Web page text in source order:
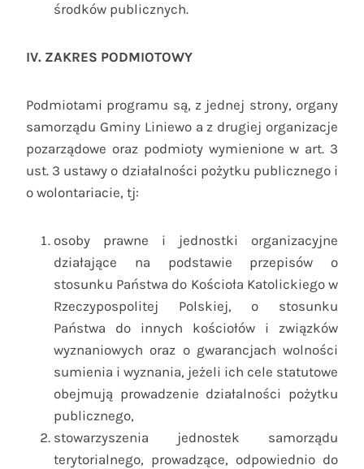
środków publicznych.
IV. ZAKRES PODMIOTOWY
Podmiotami programu są, z jednej strony, organy
samorządu Gminy Liniewo a z drugiej organizacje
pozarządowe oraz podmioty wymienione w art. 3
ust. 3 ustawy o działalności pożytku publicznego i
o wolontariacie, tj:
osoby prawne i jednostki organizacyjne
działające na podstawie przepisów o
stosunku Państwa do Kościoła Katolickiego w
Rzeczypospolitej Polskiej, o stosunku
Państwa do innych kościołów i związków
wyznaniowych oraz o gwarancjach wolności
sumienia i wyznania, jeżeli ich cele statutowe
obejmują prowadzenie działalności pożytku
publicznego,
stowarzyszenia jednostek samorządu
terytorialnego, prowadzące, odpowiednio do